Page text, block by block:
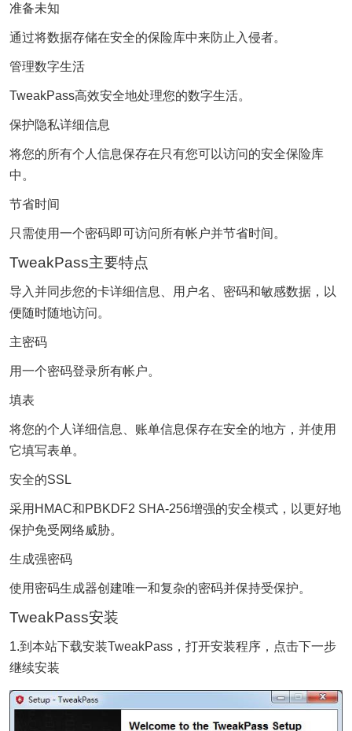
准备未知
通过将数据存储在安全的保险库中来防止入侵者。
管理数字生活
TweakPass高效安全地处理您的数字生活。
保护隐私详细信息
将您的所有个人信息保存在只有您可以访问的安全保险库
中。
节省时间
只需使用一个密码即可访问所有帐户并节省时间。
TweakPass主要特点
导入并同步您的卡详细信息、用户名、密码和敏感数据，以
便随时随地访问。
主密码
用一个密码登录所有帐户。
填表
将您的个人详细信息、账单信息保存在安全的地方，并使用
它填写表单。
安全的SSL
采用HMAC和PBKDF2 SHA-256增强的安全模式，以更好地
保护免受网络威胁。
生成强密码
使用密码生成器创建唯一和复杂的密码并保持受保护。
TweakPass安装
1.到本站下载安装TweakPass，打开安装程序，点击下一步
继续安装